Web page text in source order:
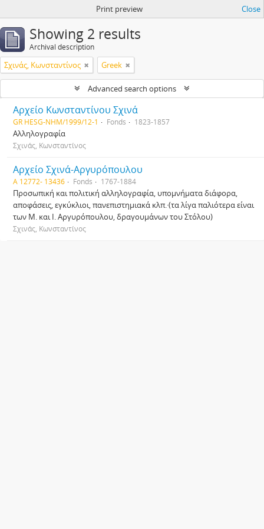
Print preview Close
Showing 2 results
Archival description
Σχινάς, Κωνσταντίνος Greek
Advanced search options
Αρχείο Κωνσταντίνου Σχινά
GR HESG-NHM/1999/12-1 Fonds 1823-1857
Αλληλογραφία
Σχινάς, Κωνσταντίνος
Αρχείο Σχινά-Αργυρόπουλου
Α 12772- 13436 Fonds 1767-1884
Προσωπική και πολιτική αλληλογραφία, υπομνήματα διάφορα,
αποφάσεις, εγκύκλιοι, πανεπιστημιακά κλπ.·(τα λίγα παλιότερα είναι
των Μ. και Ι. Αργυρόπουλου, δραγουμάνων του Στόλου)
Σχινάς, Κωνσταντίνος